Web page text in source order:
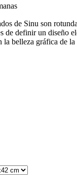
de Sinu son
de definir un diseño
la belleza gráfica de la